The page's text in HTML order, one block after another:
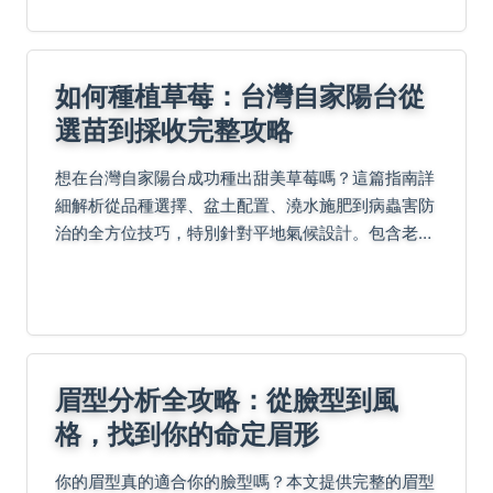
如何種植草莓：台灣自家陽台從
選苗到採收完整攻略
想在台灣自家陽台成功種出甜美草莓嗎？這篇指南詳
細解析從品種選擇、盆土配置、澆水施肥到病蟲害防
治的全方位技巧，特別針對平地氣候設計。包含老農
眉型分析全攻略：從臉型到風
格，找到你的命定眉形
你的眉型真的適合你的臉型嗎？本文提供完整的眉型